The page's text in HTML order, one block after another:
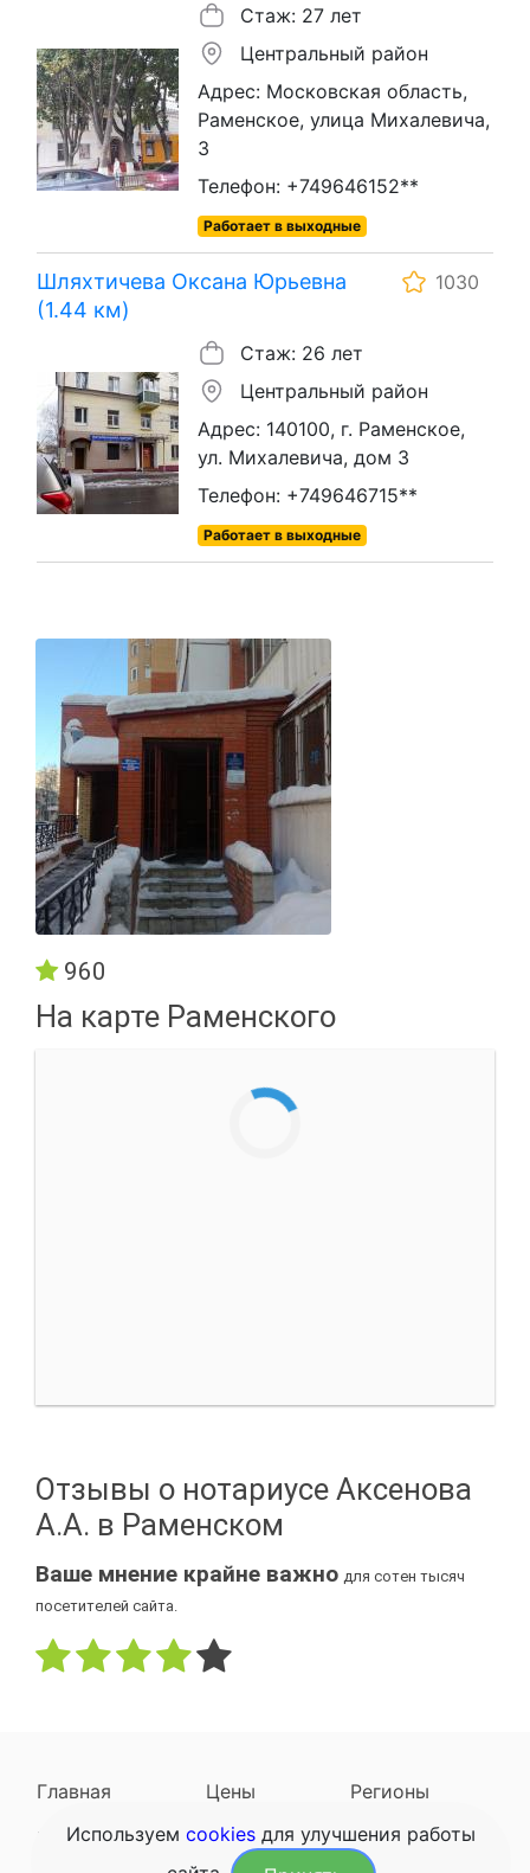
Стаж: 27 лет
Центральный район
Адрес: Московская область,
Раменское, улица Михалевича,
3
Телефон: +749646152**
Работает в выходные
Шляхтичева Оксана Юрьевна
(1.44 км)
1030
Стаж: 26 лет
Центральный район
Адрес: 140100, г. Раменское,
ул. Михалевича, дом 3
Телефон: +749646715**
Работает в выходные
960
На карте Раменского
Отзывы о нотариусе Аксенова
А.А. в Раменском
Ваше мнение крайне важно для сотен тысяч
посетителей сайта.
Главная Цены
Регионы
Наследодатели
Задать вопрос
Используем cookies для улучшения работы